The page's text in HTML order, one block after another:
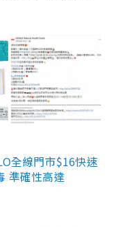
全線門市$16快速
準確性高達